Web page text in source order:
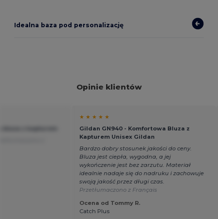
Idealna baza pod personalizację
Opinie klientów
★ ★ ★ ★ ★
Gildan GN940 - Komfortowa Bluza z
Kapturem Unisex Gildan
Bardzo dobry stosunek jakości do ceny.
Bluza jest ciepła, wygodna, a jej
wykończenie jest bez zarzutu. Materiał
idealnie nadaje się do nadruku i zachowuje
swoją jakość przez długi czas.
Przetłumaczono z Français
Ocena od Tommy R.
Catch Plus